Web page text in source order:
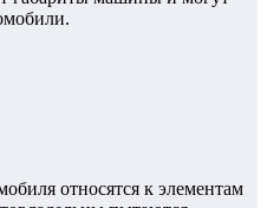
относятся к элементам